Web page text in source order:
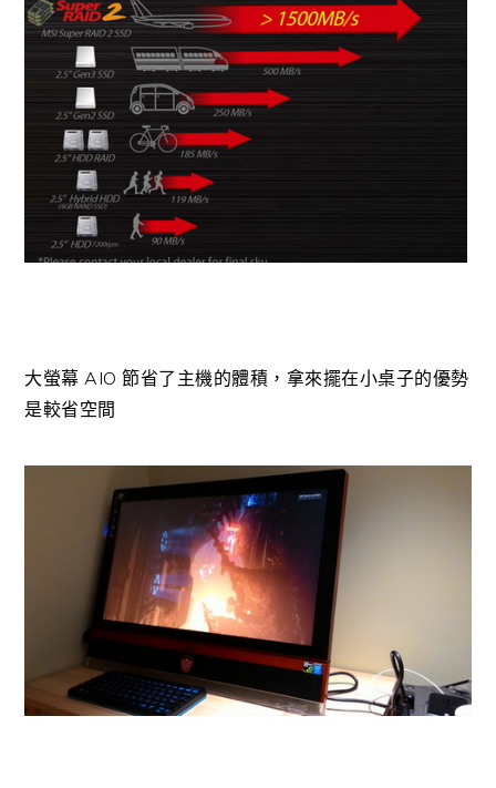
大螢幕 AIO 節省了主機的體積，拿來擺在小桌子的優勢
是較省空間